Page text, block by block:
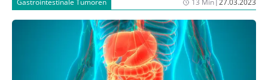
Gastrointestinale Tumoren 13 Min 27.03.2023